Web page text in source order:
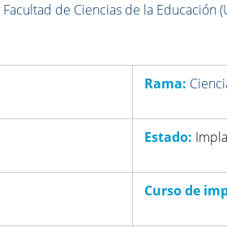
Facultad de Ciencias de la Educación
Rama:
Estado:
Curso de